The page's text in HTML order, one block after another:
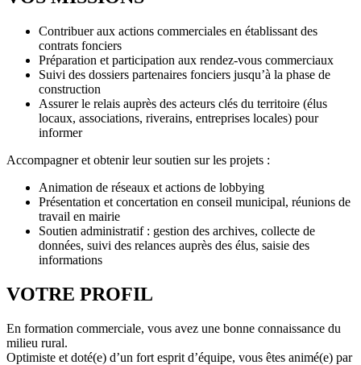
Contribuer aux actions commerciales en établissant des
contrats fonciers
Préparation et participation aux rendez-vous commerciaux
Suivi des dossiers partenaires fonciers jusqu’à la phase de
construction
Assurer le relais auprès des acteurs clés du territoire (élus
locaux, associations, riverains, entreprises locales) pour
informer
Accompagner et obtenir leur soutien sur les projets :
Animation de réseaux et actions de lobbying
Présentation et concertation en conseil municipal, réunions de
travail en mairie
Soutien administratif : gestion des archives, collecte de
données, suivi des relances auprès des élus, saisie des
informations
VOTRE PROFIL
En formation commerciale, vous avez une bonne connaissance du
milieu rural.
Optimiste et doté(e) d’un fort esprit d’équipe, vous êtes animé(e) par